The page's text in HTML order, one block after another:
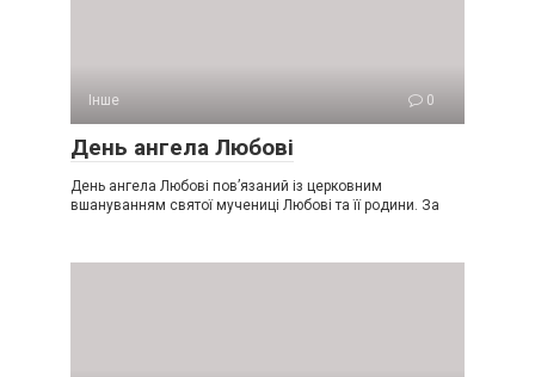
Інше 0
День ангела Любові
День ангела Любові пов’язаний із церковним
вшануванням святої мучениці Любові та її родини. За